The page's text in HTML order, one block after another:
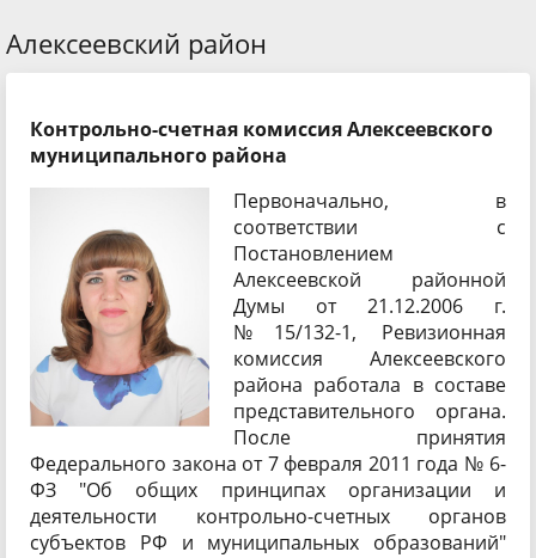
Алексеевский район
Контрольно-счетная комиссия Алексеевского
муниципального района
Первоначально, в
соответствии с
Постановлением
Алексеевской районной
Думы от 21.12.2006 г.
№15/132-1, Ревизионная
комиссия Алексеевского
района работала в составе
представительного органа.
После принятия
Федерального закона от 7 февраля 2011 года № 6-
ФЗ "Об общих принципах организации и
деятельности контрольно-счетных органов
субъектов РФ и муниципальных образований"